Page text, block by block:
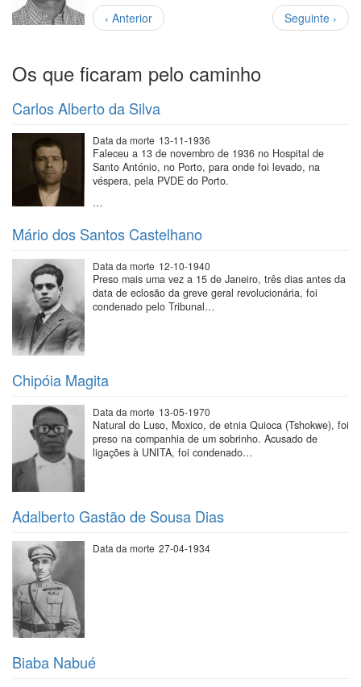
Paginação
Página
anterior
‹ Anterior
Próxima
página
Seguinte ›
Os que ficaram pelo caminho
Carlos Alberto da Silva
Data da morte 13-11-1936
Faleceu a 13 de novembro de 1936 no Hospital de
Santo António, no Porto, para onde foi levado, na
véspera, pela PVDE do Porto.
…
Mário dos Santos Castelhano
Data da morte 12-10-1940
Preso mais uma vez a 15 de Janeiro, três dias antes da
data de eclosão da greve geral revolucionária, foi
condenado pelo Tribunal…
Chipóia Magita
Data da morte 13-05-1970
Natural do Luso, Moxico, de etnia Quioca (Tshokwe), foi
preso na companhia de um sobrinho. Acusado de
ligações à UNITA, foi condenado…
Adalberto Gastão de Sousa Dias
Data da morte 27-04-1934
Biaba Nabué